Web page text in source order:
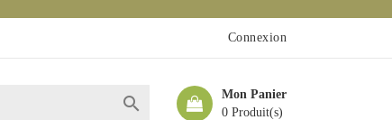
Connexion
Mon Panier
0 Produit(s)
